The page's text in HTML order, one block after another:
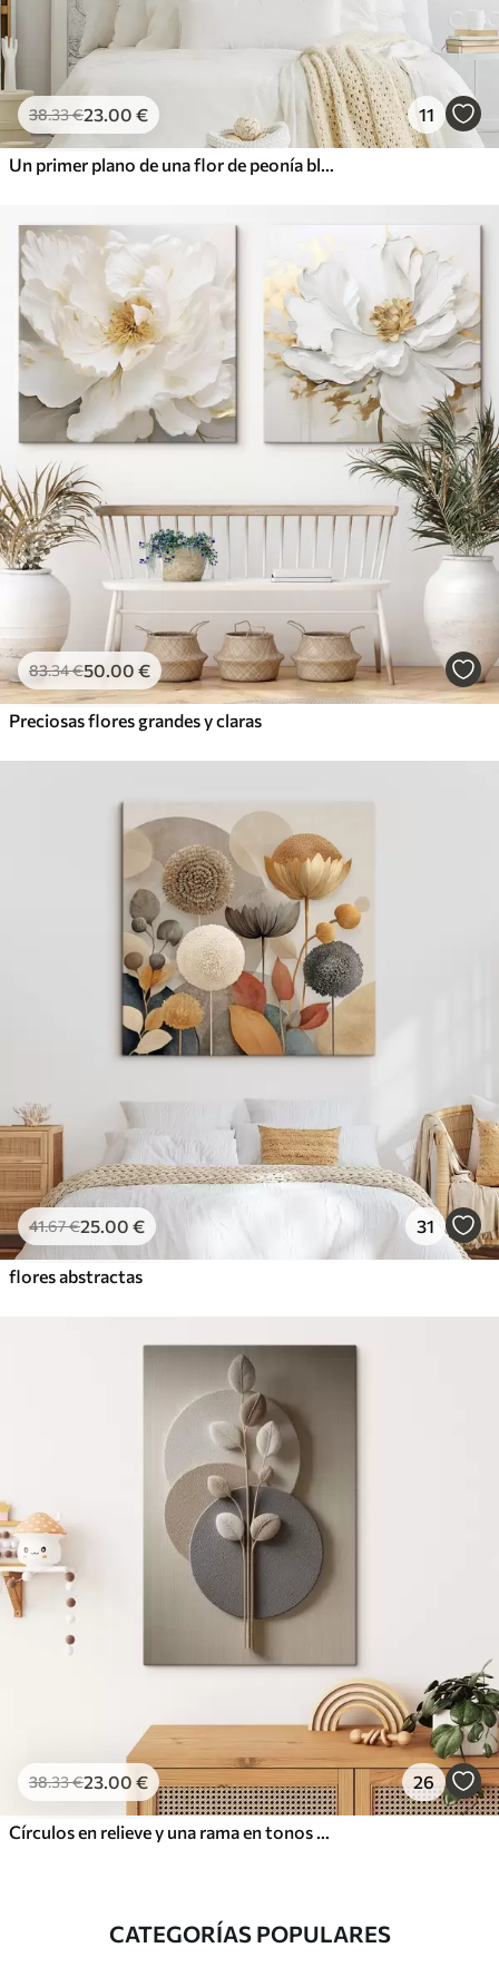
38.33€23.00 € 11
Un primer plano de una flor de peonía blanca con gotas de agua en los pétalos, sobre un fondo borroso
83.34€50.00 €
Preciosas flores grandes y claras
41.67€25.00 € 31
flores abstractas
38.33€23.00 € 26
Círculos en relieve y una rama en tonos neutros cálidos
CATEGORÍAS POPULARES